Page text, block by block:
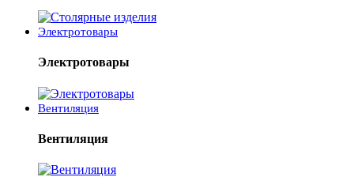
Электротовары
Электротовары
Вентиляция
Вентиляция